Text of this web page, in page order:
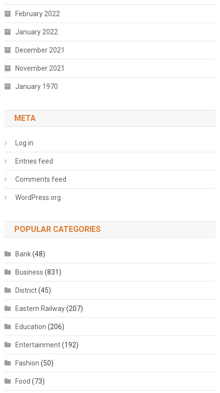
February 2022
January 2022
December 2021
November 2021
January 1970
META
Log in
Entries feed
Comments feed
WordPress.org
POPULAR CATEGORIES
Bank(48)
Business (831)
District(45)
Eastern Railway(207)
Education (206)
Entertainment(192)
Fashion (50)
Food (73)